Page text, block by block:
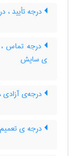
درجه تأیید ،
درجه تماس
ی سایش
درجه‌ی آزادی
درجه ی تعمیم